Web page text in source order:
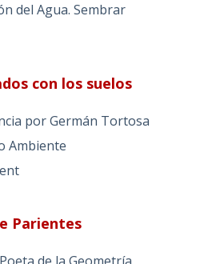
del Agua. Sembrar
con los suelos
por Germán Tortosa
Ambiente
Parientes